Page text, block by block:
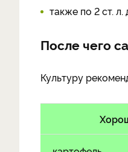
также по 2 ст.
После чего
Культуру